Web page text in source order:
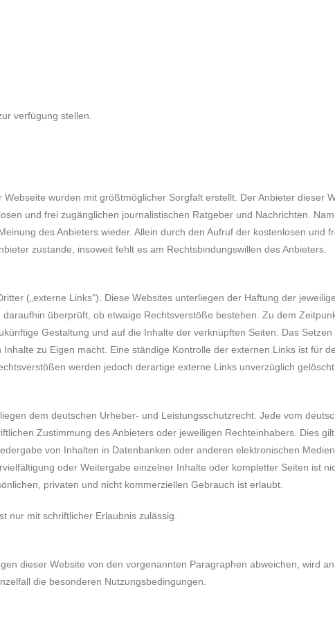
verfügung stellen.
wurden mit größtmöglicher Sorgfalt erstellt. Der Anbieter dieser
und frei zugänglichen journalistischen Ratgeber und Nachrichten.
des Anbieters wieder. Allein durch den Aufruf der kostenlosen und
zustande, insoweit fehlt es am Rechtsbindungswillen des Anbieters.
(„externe Links“). Diese Websites unterliegen der Haftung der
überprüft, ob etwaige Rechtsverstöße bestehen. Zu dem
Gestaltung und auf die Inhalte der verknüpften Seiten. Das
zu Eigen macht. Eine ständige Kontrolle der externen Links ist für
werden jedoch derartige externe Links unverzüglich gelöscht.
dem deutschen Urheber- und Leistungsschutzrecht. Jede vom
Zustimmung des Anbieters oder jeweiligen Rechteinhabers. Dies
von Inhalten in Datenbanken oder anderen elektronischen
oder Weitergabe einzelner Inhalte oder kompletter Seiten ist
privaten und nicht kommerziellen Gebrauch ist erlaubt.
nur mit schriftlicher Erlaubnis zulässig.
dieser Website von den vorgenannten Paragraphen abweichen, wird
die besonderen Nutzungsbedingungen.